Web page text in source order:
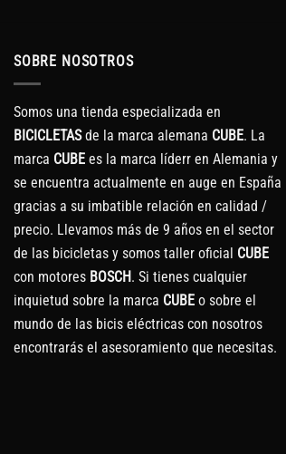
SOBRE NOSOTROS
Somos una tienda especializada en
BICICLETASde la marca alemana CUBE. La
marca CUBE es la marca líderr en Alemania y
se encuentra actualmente en auge en España
gracias a su imbatible relación en calidad /
precio. Llevamos más de 9 años en el sector
de las bicicletas y somos taller oficial CUBE
con motores BOSCH. Si tienes cualquier
inquietud sobre la marca CUBE o sobre el
mundo de las bicis eléctricas con nosotros
encontrarás el asesoramiento que necesitas.